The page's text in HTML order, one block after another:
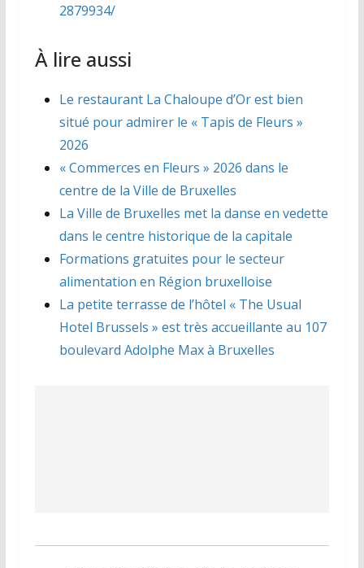
2879934/
À lire aussi
Le restaurant La Chaloupe d’Or est bien
situé pour admirer le « Tapis de Fleurs »
2026
« Commerces en Fleurs » 2026 dans le
centre de la Ville de Bruxelles
La Ville de Bruxelles met la danse en vedette
dans le centre historique de la capitale
Formations gratuites pour le secteur
alimentation en Région bruxelloise
La petite terrasse de l’hôtel « The Usual
Hotel Brussels » est très accueillante au 107
boulevard Adolphe Max à Bruxelles